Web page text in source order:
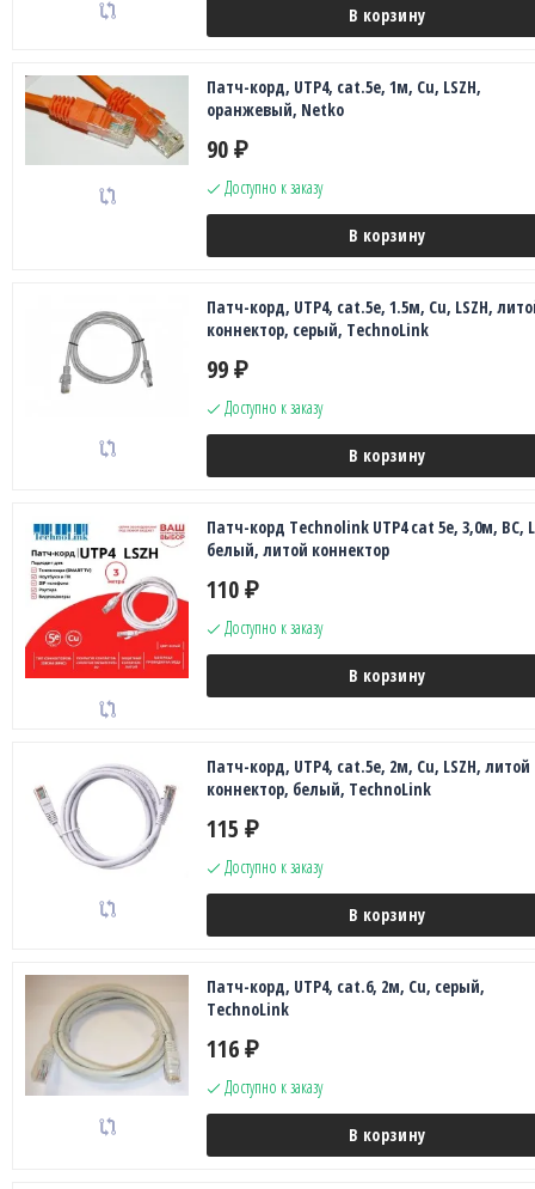
В корзину
Патч-корд, UTP4, cat.5e, 1м, Сu, LSZH,
оранжевый, Netko
90 ₽
Доступно к заказу
В корзину
Патч-корд, UTP4, cat.5е, 1.5м, Сu, LSZH,
коннектор, серый, TechnoLink
99 ₽
Доступно к заказу
В корзину
Патч-корд Technolink UTP4 cat 5e, 3,0м, ВС,
белый, литой коннектор
110 ₽
Доступно к заказу
В корзину
Патч-корд, UTP4, cat.5e, 2м, Сu, LSZH, литой
коннектор, белый, TechnoLink
115 ₽
Доступно к заказу
В корзину
Патч-корд, UTP4, cat.6, 2м, Сu, серый,
TechnoLink
116 ₽
Доступно к заказу
В корзину